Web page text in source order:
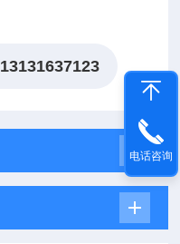
13131637123
电话咨询